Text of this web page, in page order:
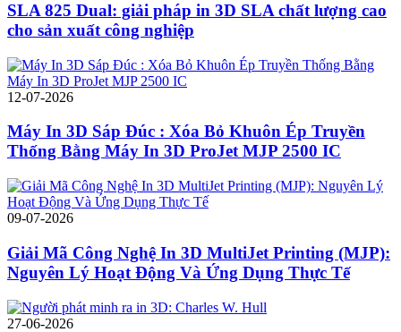
SLA 825 Dual: giải pháp in 3D SLA chất lượng cao
cho sản xuất công nghiệp
12-07-2026
Máy In 3D Sáp Đúc : Xóa Bỏ Khuôn Ép Truyền
Thống Bằng Máy In 3D ProJet MJP 2500 IC
09-07-2026
Giải Mã Công Nghệ In 3D MultiJet Printing (MJP):
Nguyên Lý Hoạt Động Và Ứng Dụng Thực Tế
27-06-2026